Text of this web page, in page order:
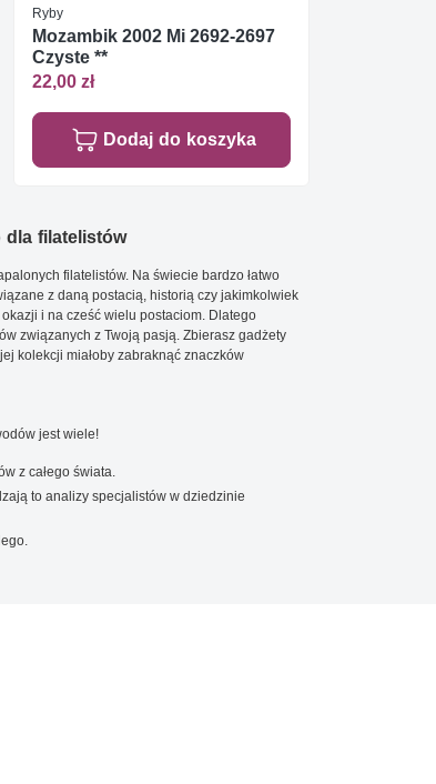
Ryby
Mozambik 2002 Mi 2692-2697
Czyste **
22,00 zł
Dodaj do koszyka
filatelistów
filatelistów. Na świecie bardzo łatwo
z daną postacią, historią czy jakimkolwiek
i na cześć wielu postaciom. Dlatego
związanych z Twoją pasją. Zbierasz gadżety
kolekcji miałoby zabraknąć znaczków
jest wiele!
z całego świata.
to analizy specjalistów w dziedzinie